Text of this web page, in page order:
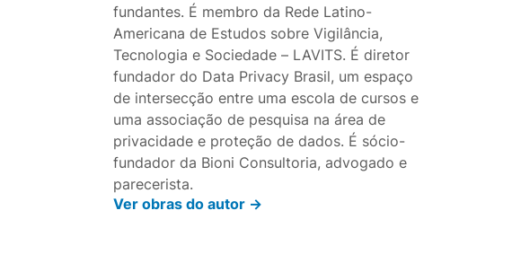
fundantes. É membro da Rede Latino-
Americana de Estudos sobre Vigilância,
Tecnologia e Sociedade – LAVITS. É diretor
fundador do Data Privacy Brasil, um espaço
de intersecção entre uma escola de cursos e
uma associação de pesquisa na área de
privacidade e proteção de dados. É sócio-
fundador da Bioni Consultoria, advogado e
parecerista.
Ver obras do autor ->